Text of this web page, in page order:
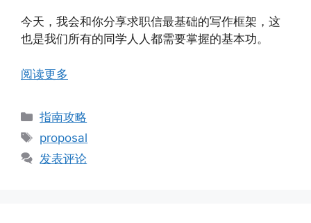
今天，我会和你分享求职信最基础的写作框架，这
也是我们所有的同学人人都需要掌握的基本功。
阅读更多
分
指南攻略
标
签
proposal
发表评论